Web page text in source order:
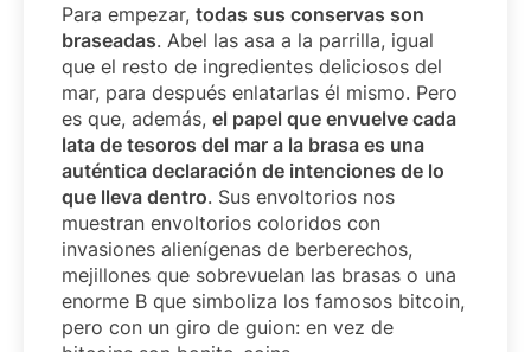
Para empezar, todas sus conservas son
braseadas. Abel las asa a la parrilla, igual
que el resto de ingredientes deliciosos del
mar, para después enlatarlas él mismo. Pero
es que, además, el papel que envuelve cada
lata de tesoros del mar a la brasa es una
auténtica declaración de intenciones de lo
que lleva dentro. Sus envoltorios nos
muestran envoltorios coloridos con
invasiones alienígenas de berberechos,
mejillones que sobrevuelan las brasas o una
enorme B que simboliza los famosos bitcoin,
pero con un giro de guion: en vez de